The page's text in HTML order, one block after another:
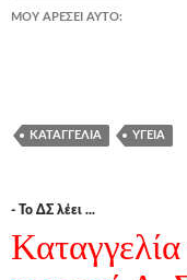
ΜΟΥ ΑΡΈΣΕΙ ΑΥΤΌ:
ΚΑΤΑΓΓΕΛΊΑ ΥΓΕΙΑ
- Το ΔΣ λέει ...